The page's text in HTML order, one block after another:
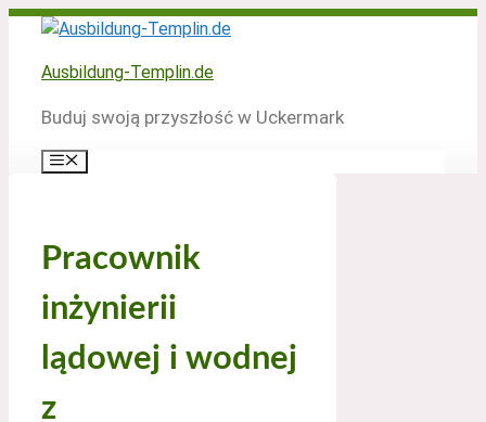
Zum
springen
Ausbildung-Templin.de
Buduj swoją przyszłość w Uckermark
Menü
Pracownik
inżynierii
lądowej i wodnej
z